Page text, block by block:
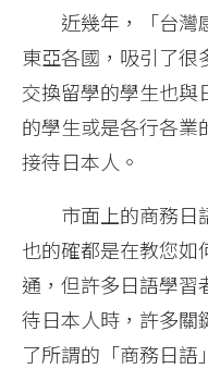
近幾年，「台灣
東亞各國，吸引了很
交換留學的學生也與
的學生或是各行各業
接待日本人。
市面上的商務日
也的確都是在教您如
通，但許多日語學習
待日本人時，許多關
了所謂的「商務日語